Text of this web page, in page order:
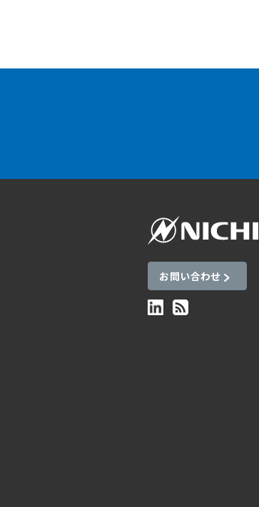
お問い合わせ